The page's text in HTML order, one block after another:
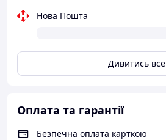
Нова Пошта
Дивитись все
Оплата та гарантії
Безпечна оплата карткою